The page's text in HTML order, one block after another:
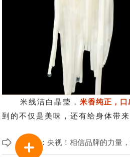
米线洁白晶莹，米香纯正，
到的不仅是美味，还有给身体带来
上一页：